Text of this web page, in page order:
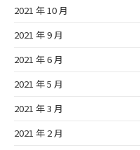
2021 年 10 月
2021 年 9 月
2021 年 6 月
2021 年 5 月
2021 年 3 月
2021 年 2 月